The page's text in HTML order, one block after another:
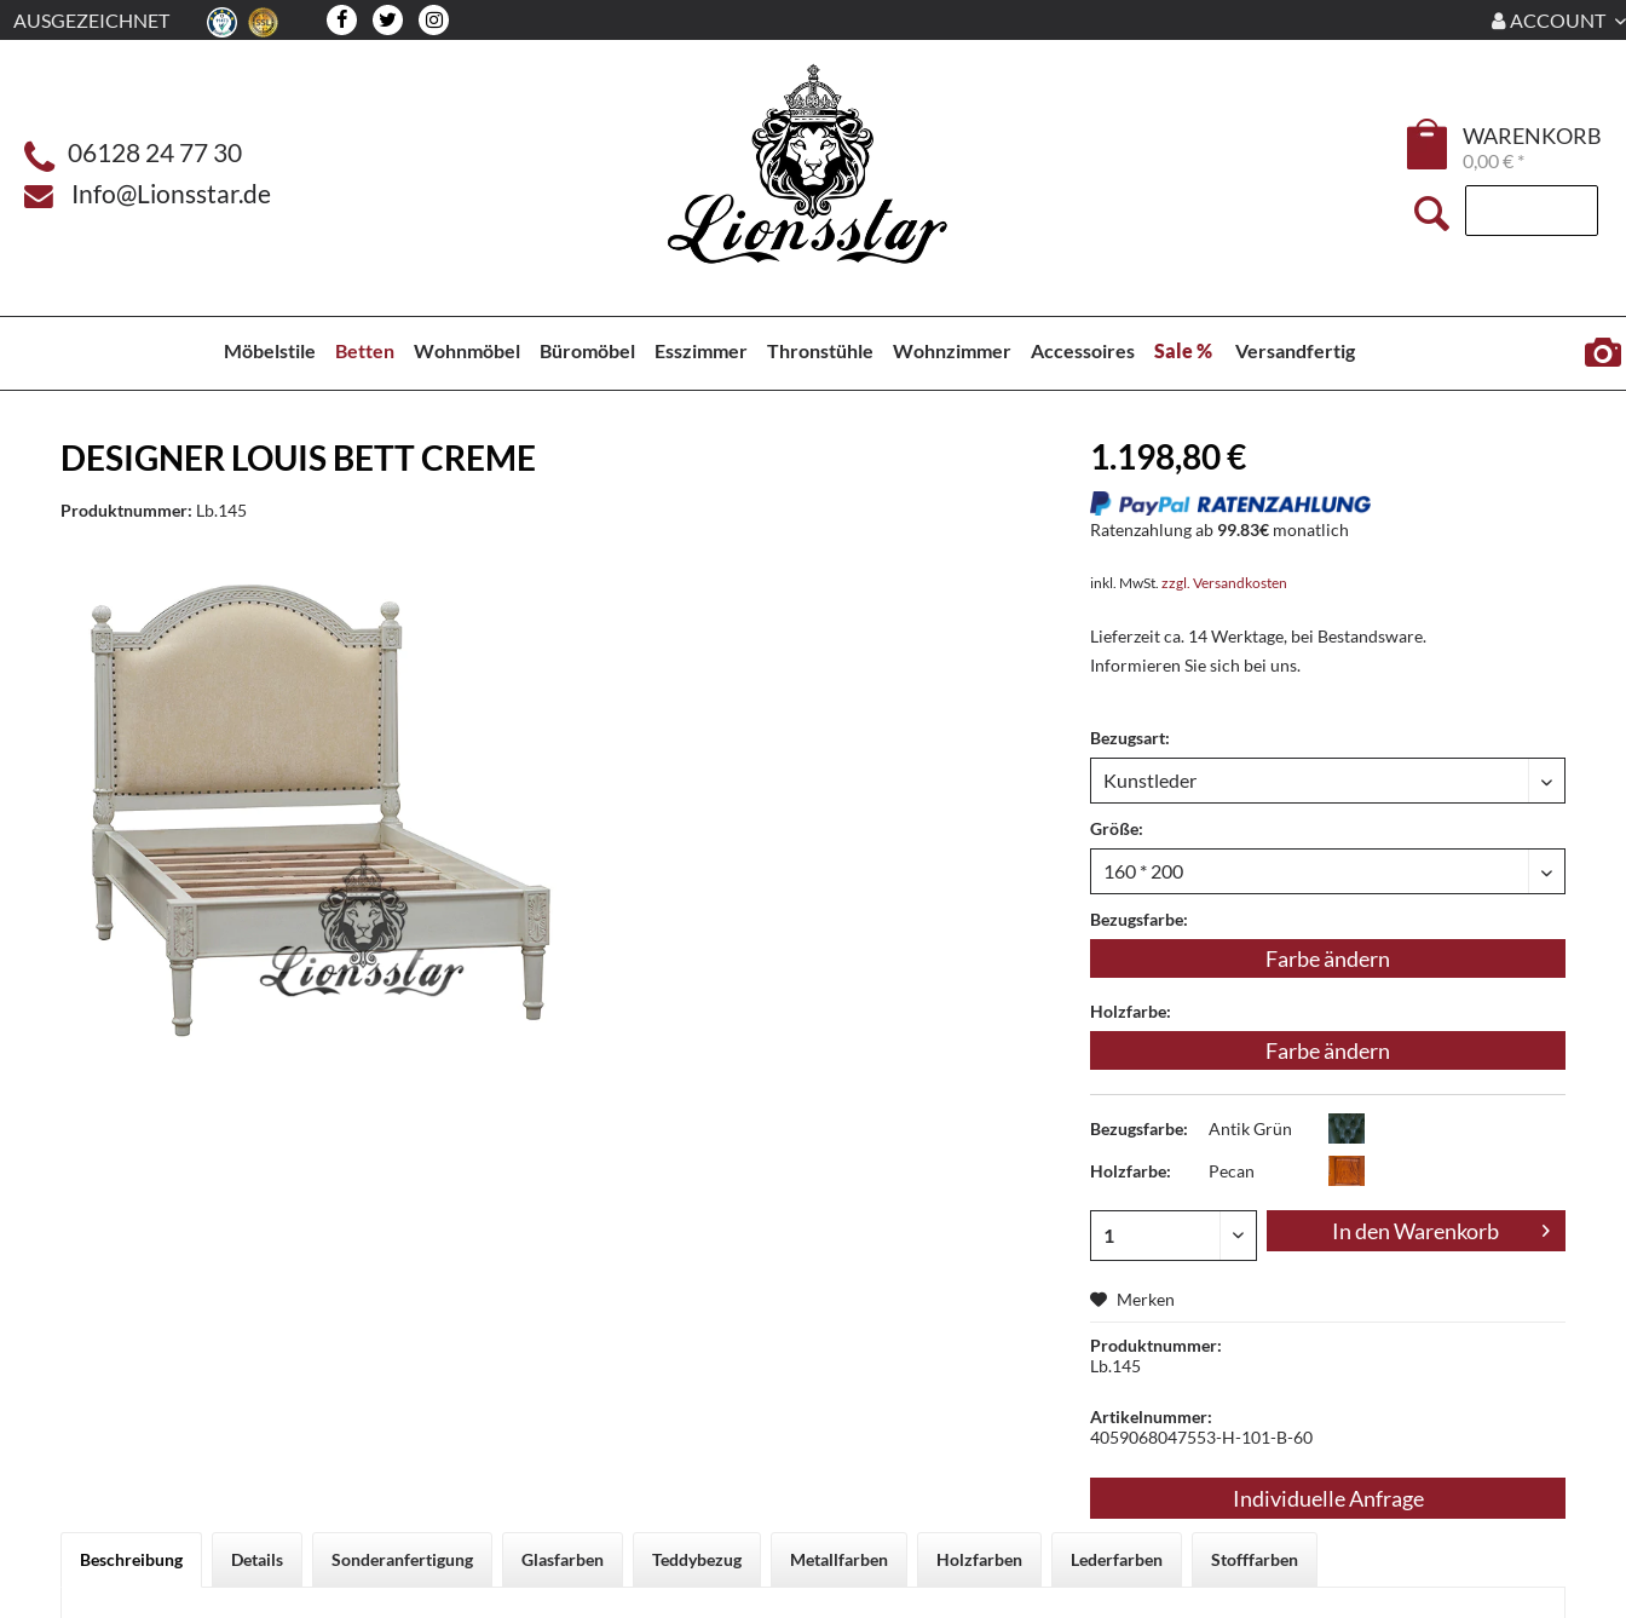
AUSGEZEICHNET ACCOUNT
06128 24 77 30
Info@Lionsstar.de
WARENKORB
0,00 € *
Möbelstile Betten Wohnmöbel Büromöbel Esszimmer Thronstühle Wohnzimmer Accessoires Sale % Versandfertig
DESIGNER LOUIS BETT CREME
Produktnummer: Lb.145
1.198,80 €
Ratenzahlung ab 99.83€ monatlich
inkl. MwSt.zzgl. Versandkosten
Lieferzeit ca. 14 Werktage, bei Bestandsware.
Informieren Sie sich bei uns.
Bezugsart:
Größe:
Bezugsfarbe:
Farbe ändern
Holzfarbe:
Farbe ändern
Bezugsfarbe: Antik Grün
Holzfarbe: Pecan
In denWarenkorb
Merken
Produktnummer:
Lb.145
Artikelnummer:
4059068047553-H-101-B-60
Individuelle Anfrage
Beschreibung Details Sonderanfertigung Glasfarben Teddybezug Metallfarben Holzfarben Lederfarben Stofffarben